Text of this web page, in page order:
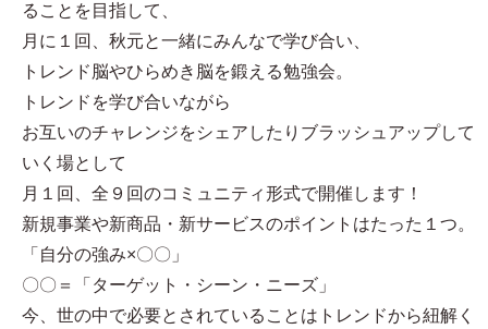
ることを目指して、
月に１回、秋元と一緒にみんなで学び合い、
トレンド脳やひらめき脳を鍛える勉強会。
トレンドを学び合いながら
お互いのチャレンジをシェアしたりブラッシュアップして
いく場として
月１回、全９回のコミュニティ形式で開催します！
新規事業や新商品・新サービスのポイントはたった１つ。
「自分の強み×〇〇」
〇〇＝「ターゲット・シーン・ニーズ」
今、世の中で必要とされていることはトレンドから紐解く